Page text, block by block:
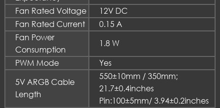
Fan Rated Voltage
12V DC
Fan Rated Current
0.15 A
Fan Power
Consumption
1.8 W
PWM Mode
Yes
5V ARGB Cable
Length
550±10mm / 350mm;
21.7±0.4inches
Pin:100±5mm/ 3.94±0.2inches